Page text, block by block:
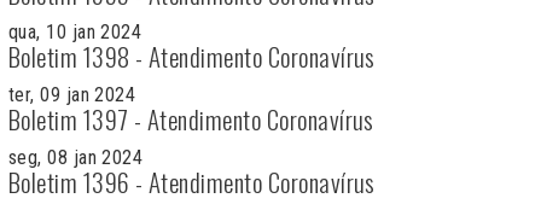
qua, 10 jan 2024
Boletim 1398 - Atendimento Coronavírus
ter, 09 jan 2024
Boletim 1397 - Atendimento Coronavírus
seg, 08 jan 2024
Boletim 1396 - Atendimento Coronavírus